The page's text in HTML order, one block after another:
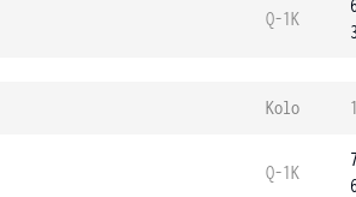
Q-1K
Kolo 1
Q-1K